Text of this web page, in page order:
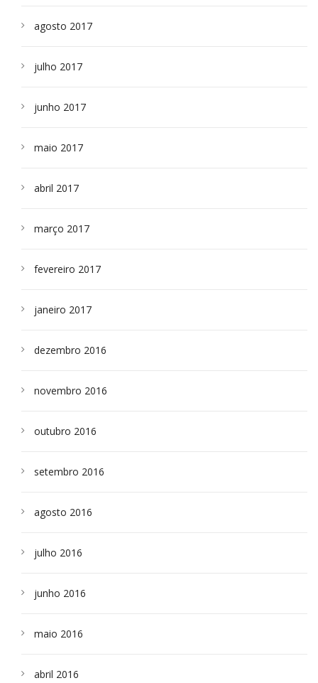
agosto 2017
julho 2017
junho 2017
maio 2017
abril 2017
março 2017
fevereiro 2017
janeiro 2017
dezembro 2016
novembro 2016
outubro 2016
setembro 2016
agosto 2016
julho 2016
junho 2016
maio 2016
abril 2016